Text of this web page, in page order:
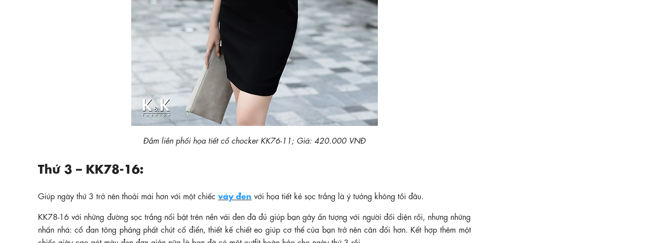
Đầm liền phối họa tiết cổ chocker KK76-11; Giá: 420.000 VNĐ
Thứ 3 – KK78-16:
Giúp ngày thứ 3 trở nên thoải mái hơn với một chiếc váy đen với họa tiết kẻ sọc trắng là ý tưởng không tồi đâu.
KK78-16 với những đường sọc trắng nổi bật trên nền vải đen đã đủ giúp bạn gây ấn tượng với người đối diện rồi, nhưng những
nhấn nhá: cổ đan tông phảng phất chút cổ điển, thiết kế chiết eo giúp cơ thể của bạn trở nên cân đối hơn. Kết hợp thêm một